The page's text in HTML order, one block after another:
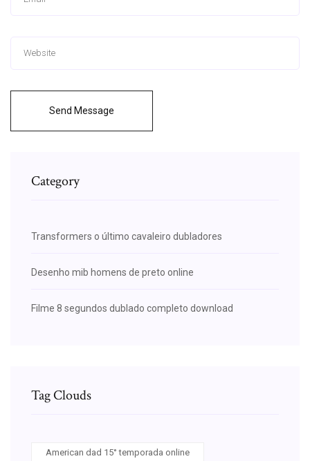
Send Message
Category
Transformers o último cavaleiro dubladores
Desenho mib homens de preto online
Filme 8 segundos dublado completo download
Tag Clouds
American dad 15° temporada online